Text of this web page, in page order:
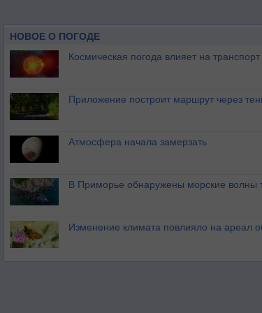
НОВОЕ О ПОГОДЕ
Космическая погода влияет на транспорт
Приложение построит маршрут через
Атмосфера начала замерзать
В Приморье обнаружены морские волны
Изменение климата повлияло на ареал